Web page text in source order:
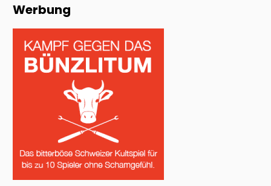
Werbung